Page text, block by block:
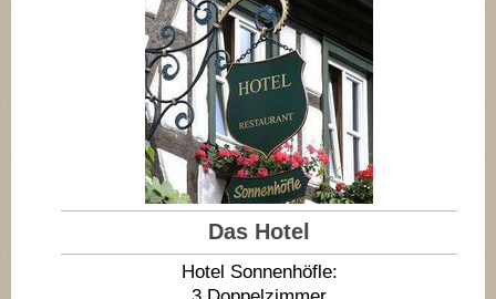
Das Hotel
Hotel Sonnenhöfle: